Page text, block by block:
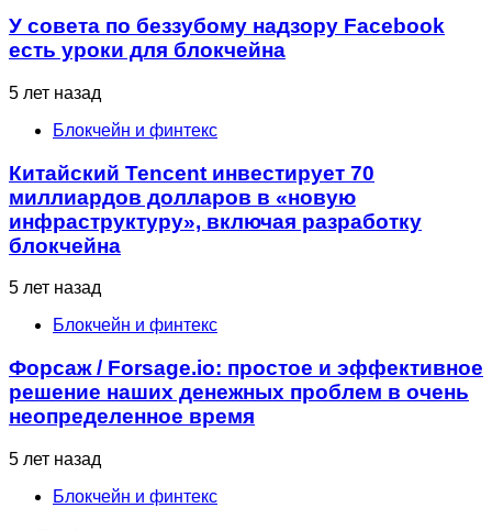
У совета по беззубому надзору Facebook
есть уроки для блокчейна
5 лет назад
Блокчейн и финтекс
Китайский Tencent инвестирует 70
миллиардов долларов в «новую
инфраструктуру», включая разработку
блокчейна
5 лет назад
Блокчейн и финтекс
Форсаж / Forsage.io: простое и эффективное
решение наших денежных проблем в очень
неопределенное время
5 лет назад
Блокчейн и финтекс